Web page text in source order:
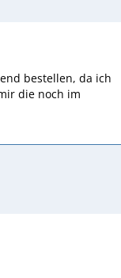
bestellen, da ich
die noch im